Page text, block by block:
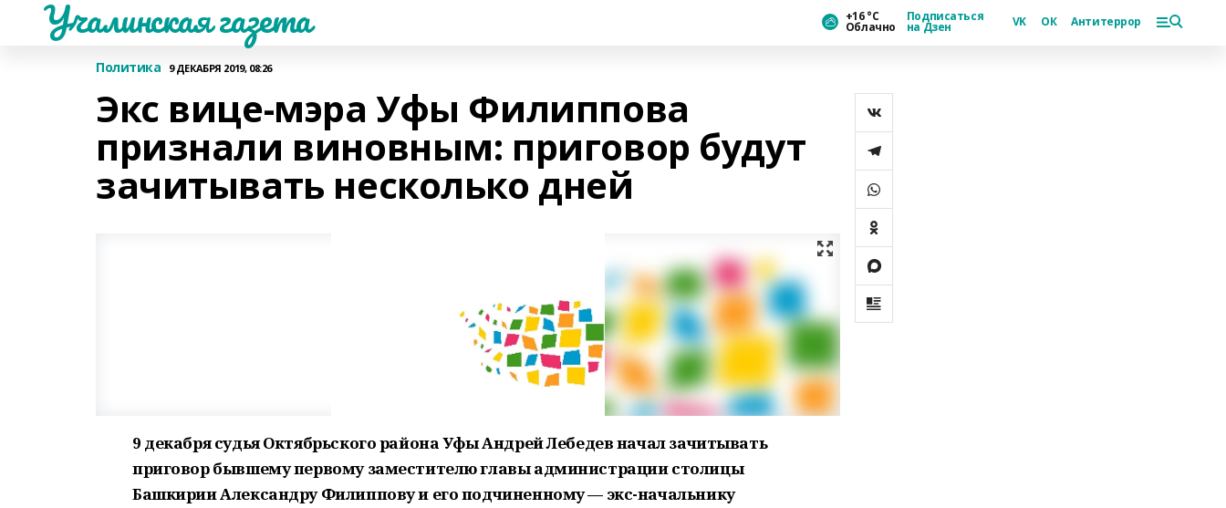
Учалинская газета +16 °С
Облачно
Подписаться
на Дзен VK ОК Антитеррор
Политика 9 ДЕКАБРЯ 2019, 08:26
Экс вице-мэра Уфы Филиппова
признали виновным: приговор будут
зачитывать несколько дней
9 декабря судья Октябрьского района Уфы Андрей Лебедев начал зачитывать
приговор бывшему первому заместителю главы администрации столицы
Башкирии Александру Филиппову и его подчиненному — экс-начальнику